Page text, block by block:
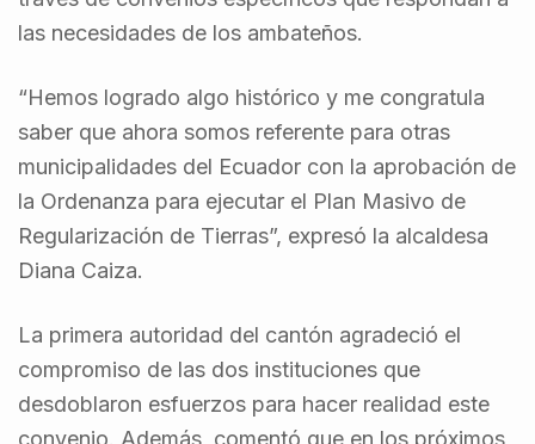
las necesidades de los ambateños.
“Hemos logrado algo histórico y me congratula
saber que ahora somos referente para otras
municipalidades del Ecuador con la aprobación de
la Ordenanza para ejecutar el Plan Masivo de
Regularización de Tierras”, expresó la alcaldesa
Diana Caiza.
La primera autoridad del cantón agradeció el
compromiso de las dos instituciones que
desdoblaron esfuerzos para hacer realidad este
convenio. Además, comentó que en los próximos